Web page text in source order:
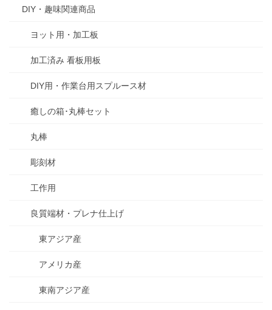
DIY・趣味関連商品
ヨット用・加工板
加工済み 看板用板
DIY用・作業台用スプルース材
癒しの箱･丸棒セット
丸棒
彫刻材
工作用
良質端材・プレナ仕上げ
東アジア産
アメリカ産
東南アジア産